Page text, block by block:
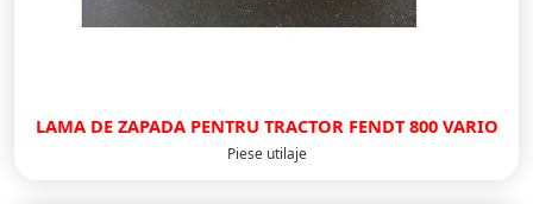
LAMA DE ZAPADA PENTRU TRACTOR FENDT 800 VARIO
Piese utilaje